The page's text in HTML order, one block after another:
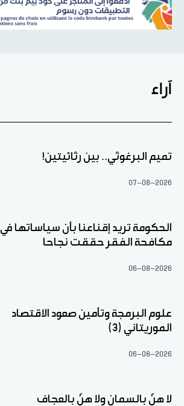
آراء
تميم البرغوثي.. بين رثائيتين!
07-08-2026
الحكومة تريد إقناعنا بأن سياساتها في
مكافحة الفقر حققت نجاحا
06-08-2026
علوم البرمجة وتأمين صعود الاقتصاد
الموريتاني (3)
06-08-2026
لا هنّ بالسمان ولا هنّ بالعجاف